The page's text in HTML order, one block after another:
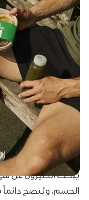
يبحث الكثيرون عن
الجسم، ويُنصح دائماً